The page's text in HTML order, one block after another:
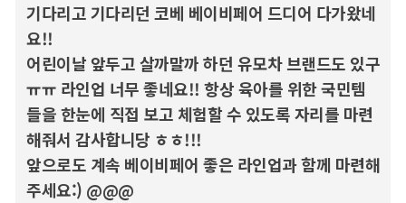
기다리고 기다리던 코베 베이비페어 드디어 다가왔네
요!!
어린이날 앞두고 살까말까 하던 유모차 브랜드도 있구
ㅠㅠ 라인업 너무 좋네요!! 항상 육아를 위한 국민템
들을 한눈에 직접 보고 체험할 수 있도록 자리를 마련
해줘서 감사합니당 ㅎㅎ!!!
앞으로도 계속 베이비페어 좋은 라인업과 함께 마련해
주세요:) @@@